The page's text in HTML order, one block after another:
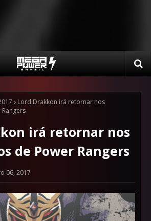
Lord Drakkon irá retornar nos
irá retornar nos
de Power Rangers
06, 2017